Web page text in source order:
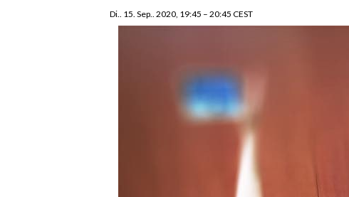
Di.. 15. Sep.. 2020, 19:45 –20:45 CEST